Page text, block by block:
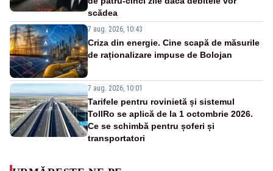
scădea
7 aug. 2026, 10:43
Criza din energie. Cine scapă de măsurile
de raționalizare impuse de Bolojan
7 aug. 2026, 10:01
Tarifele pentru rovinietă și sistemul
TollRo se aplică de la 1 octombrie 2026.
Ce se schimbă pentru șoferi și
transportatori